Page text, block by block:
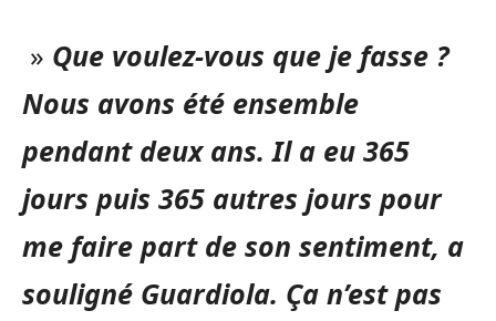
» Que voulez-vous que je fasse ?
Nous avons été ensemble
pendant deux ans. Il a eu 365
jours puis 365 autres jours pour
me faire part de son sentiment, a
souligné Guardiola. Ça n’est pas